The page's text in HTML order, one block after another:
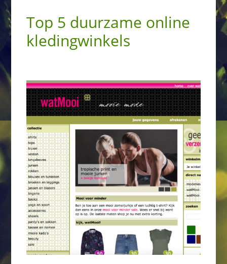
Top 5 duurzame online
kledingwinkels